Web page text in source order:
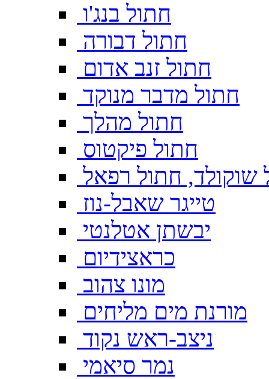
חתול בנג'ו
חתול דבורה
חתול זנב אדום
חתול מדבר מנוקד
חתול מהלך
חתול פיקטוס
שוקולד, חתול רפאל
טייגר שאבל-נוז
יבשתן אטלנטי
כראצידיום
מונו צהוב
מורנת מים מליחים
ניצב-ראש נקוד
נמר סיאמי